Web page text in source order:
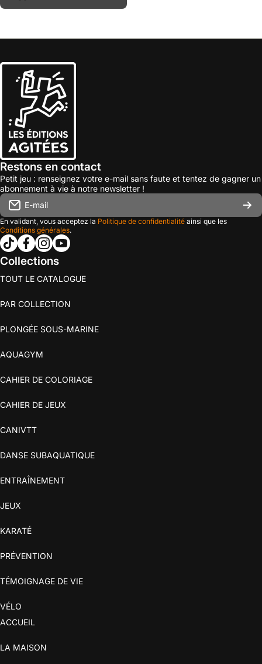
Restons en contact
Petit jeu : renseignez votre e-mail sans faute et tentez de gagner un
abonnement à vie à notre newsletter !
E-mail
En validant, vous acceptez la Politique de confidentialité ainsi que les
Conditions générales.
tiktokcom/@les_editions_agitees
facebookcom/leseditionsagitees/
instagramcom/les_editions_agitees/
youtubecom/@leseditionsagitees
Collections
TOUT LE CATALOGUE
PAR COLLECTION
PLONGÉE SOUS-MARINE
AQUAGYM
CAHIER DE COLORIAGE
CAHIER DE JEUX
CANIVTT
DANSE SUBAQUATIQUE
ENTRAÎNEMENT
JEUX
KARATÉ
PRÉVENTION
TÉMOIGNAGE DE VIE
VÉLO
ACCUEIL
LA MAISON